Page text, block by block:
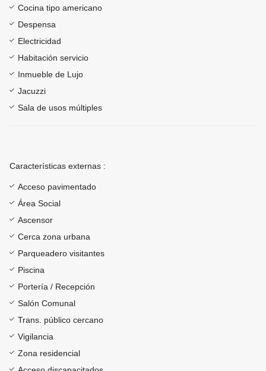
Cocina tipo americano
Despensa
Electricidad
Habitación servicio
Inmueble de Lujo
Jacuzzi
Sala de usos múltiples
Características externas :
Acceso pavimentado
Área Social
Ascensor
Cerca zona urbana
Parqueadero visitantes
Piscina
Portería / Recepción
Salón Comunal
Trans. público cercano
Vigilancia
Zona residencial